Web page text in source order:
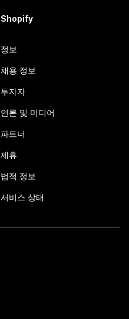
Shopify
정보
채용 정보
투자자
언론 및 미디어
파트너
제휴
법적 정보
서비스 상태